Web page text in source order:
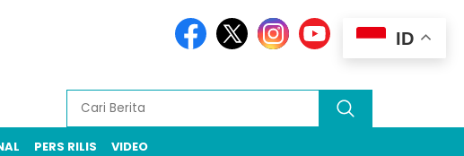
PERS RILIS VIDEO
ID